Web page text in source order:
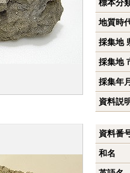
標本分
地質時
採集地
採集地
採集年
資料説
資料番
和名